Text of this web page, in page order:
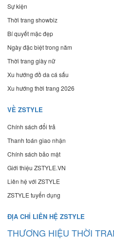
Sự kiện
Thời trang showbiz
Bí quyết mặc đẹp
Ngày đặc biệt trong năm
Thời trang giày nữ
Xu hướng đồ da cá sấu
Xu hướng thời trang 2026
VỀ ZSTYLE
Chính sách đổi trả
Thanh toán giao nhận
Chính sách bảo mật
Giới thiệu ZSTYLE.VN
Liên hệ với ZSTYLE
ZSTYLE tuyển dụng
ĐỊA CHỈ LIÊN HỆ ZSTYLE
THƯƠNG HIỆU THỜI